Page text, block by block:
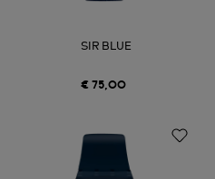
SIR BLUE
€ 75,00